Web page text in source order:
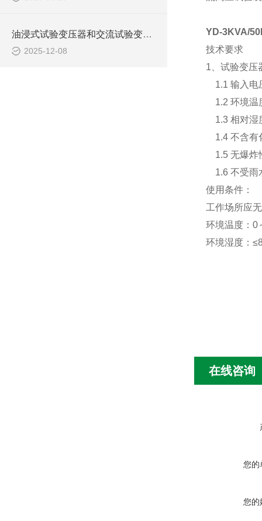
油浸式试验变压器和交流试验变压器的区别
2025-12-08
YD-3KVA/
技术要求
1、试验变压
1.1 输入电
1.2 环境温
1.3 相对湿
1.4 不含有
1.5 无爆炸
1.6 不受雨
使用条件：
工作场所应
环境温度：
环境湿度：
在线咨询
您的
您的